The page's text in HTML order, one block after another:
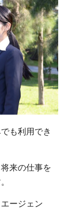
も利用でき
来の仕事を
ージェン